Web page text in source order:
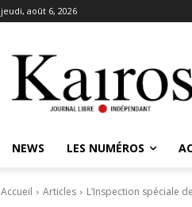
jeudi, août 6, 2026
NEWS LES NUMÉROS
Accueil Articles L’Inspection spéciale